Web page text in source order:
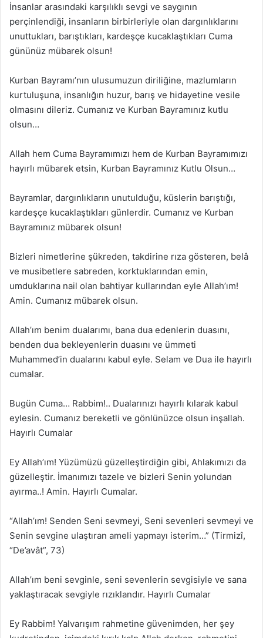
İnsanlar arasındaki karşılıklı sevgi ve saygının
perçinlendiği, insanların birbirleriyle olan dargınlıklarını
unuttukları, barıştıkları, kardeşçe kucaklaştıkları Cuma
gününüz mübarek olsun!
Kurban Bayramı’nın ulusumuzun diriliğine, mazlumların
kurtuluşuna, insanlığın huzur, barış ve hidayetine vesile
olmasını dileriz. Cumanız ve Kurban Bayramınız kutlu
olsun…
Allah hem Cuma Bayramımızı hem de Kurban Bayramımızı
hayırlı mübarek etsin, Kurban Bayramınız Kutlu Olsun…
Bayramlar, dargınlıkların unutulduğu, küslerin barıştığı,
kardeşçe kucaklaştıkları günlerdir. Cumanız ve Kurban
Bayramınız mübarek olsun!
Bizleri nimetlerine şükreden, takdirine rıza gösteren, belâ
ve musibetlere sabreden, korktuklarından emin,
umduklarına nail olan bahtiyar kullarından eyle Allah’ım!
Amin. Cumanız mübarek olsun.
Allah’ım benim dualarımı, bana dua edenlerin duasını,
benden dua bekleyenlerin duasını ve ümmeti
Muhammed’in dualarını kabul eyle. Selam ve Dua ile hayırlı
cumalar.
Bugün Cuma… Rabbim!.. Dualarınızı hayırlı kılarak kabul
eylesin. Cumanız bereketli ve gönlünüzce olsun inşallah.
Hayırlı Cumalar
Ey Allah’ım! Yüzümüzü güzelleştirdiğin gibi, Ahlakımızı da
güzelleştir. İmanımızı tazele ve bizleri Senin yolundan
ayırma..! Amin. Hayırlı Cumalar.
“Allah’ım! Senden Seni sevmeyi, Seni sevenleri sevmeyi ve
Senin sevgine ulaştıran ameli yapmayı isterim…” (Tirmizî,
“De’avât”, 73)
Allah’ım beni sevginle, seni sevenlerin sevgisiyle ve sana
yaklaştıracak sevgiyle rızıklandır. Hayırlı Cumalar
Ey Rabbim! Yalvarışım rahmetine güvenimden, her şey